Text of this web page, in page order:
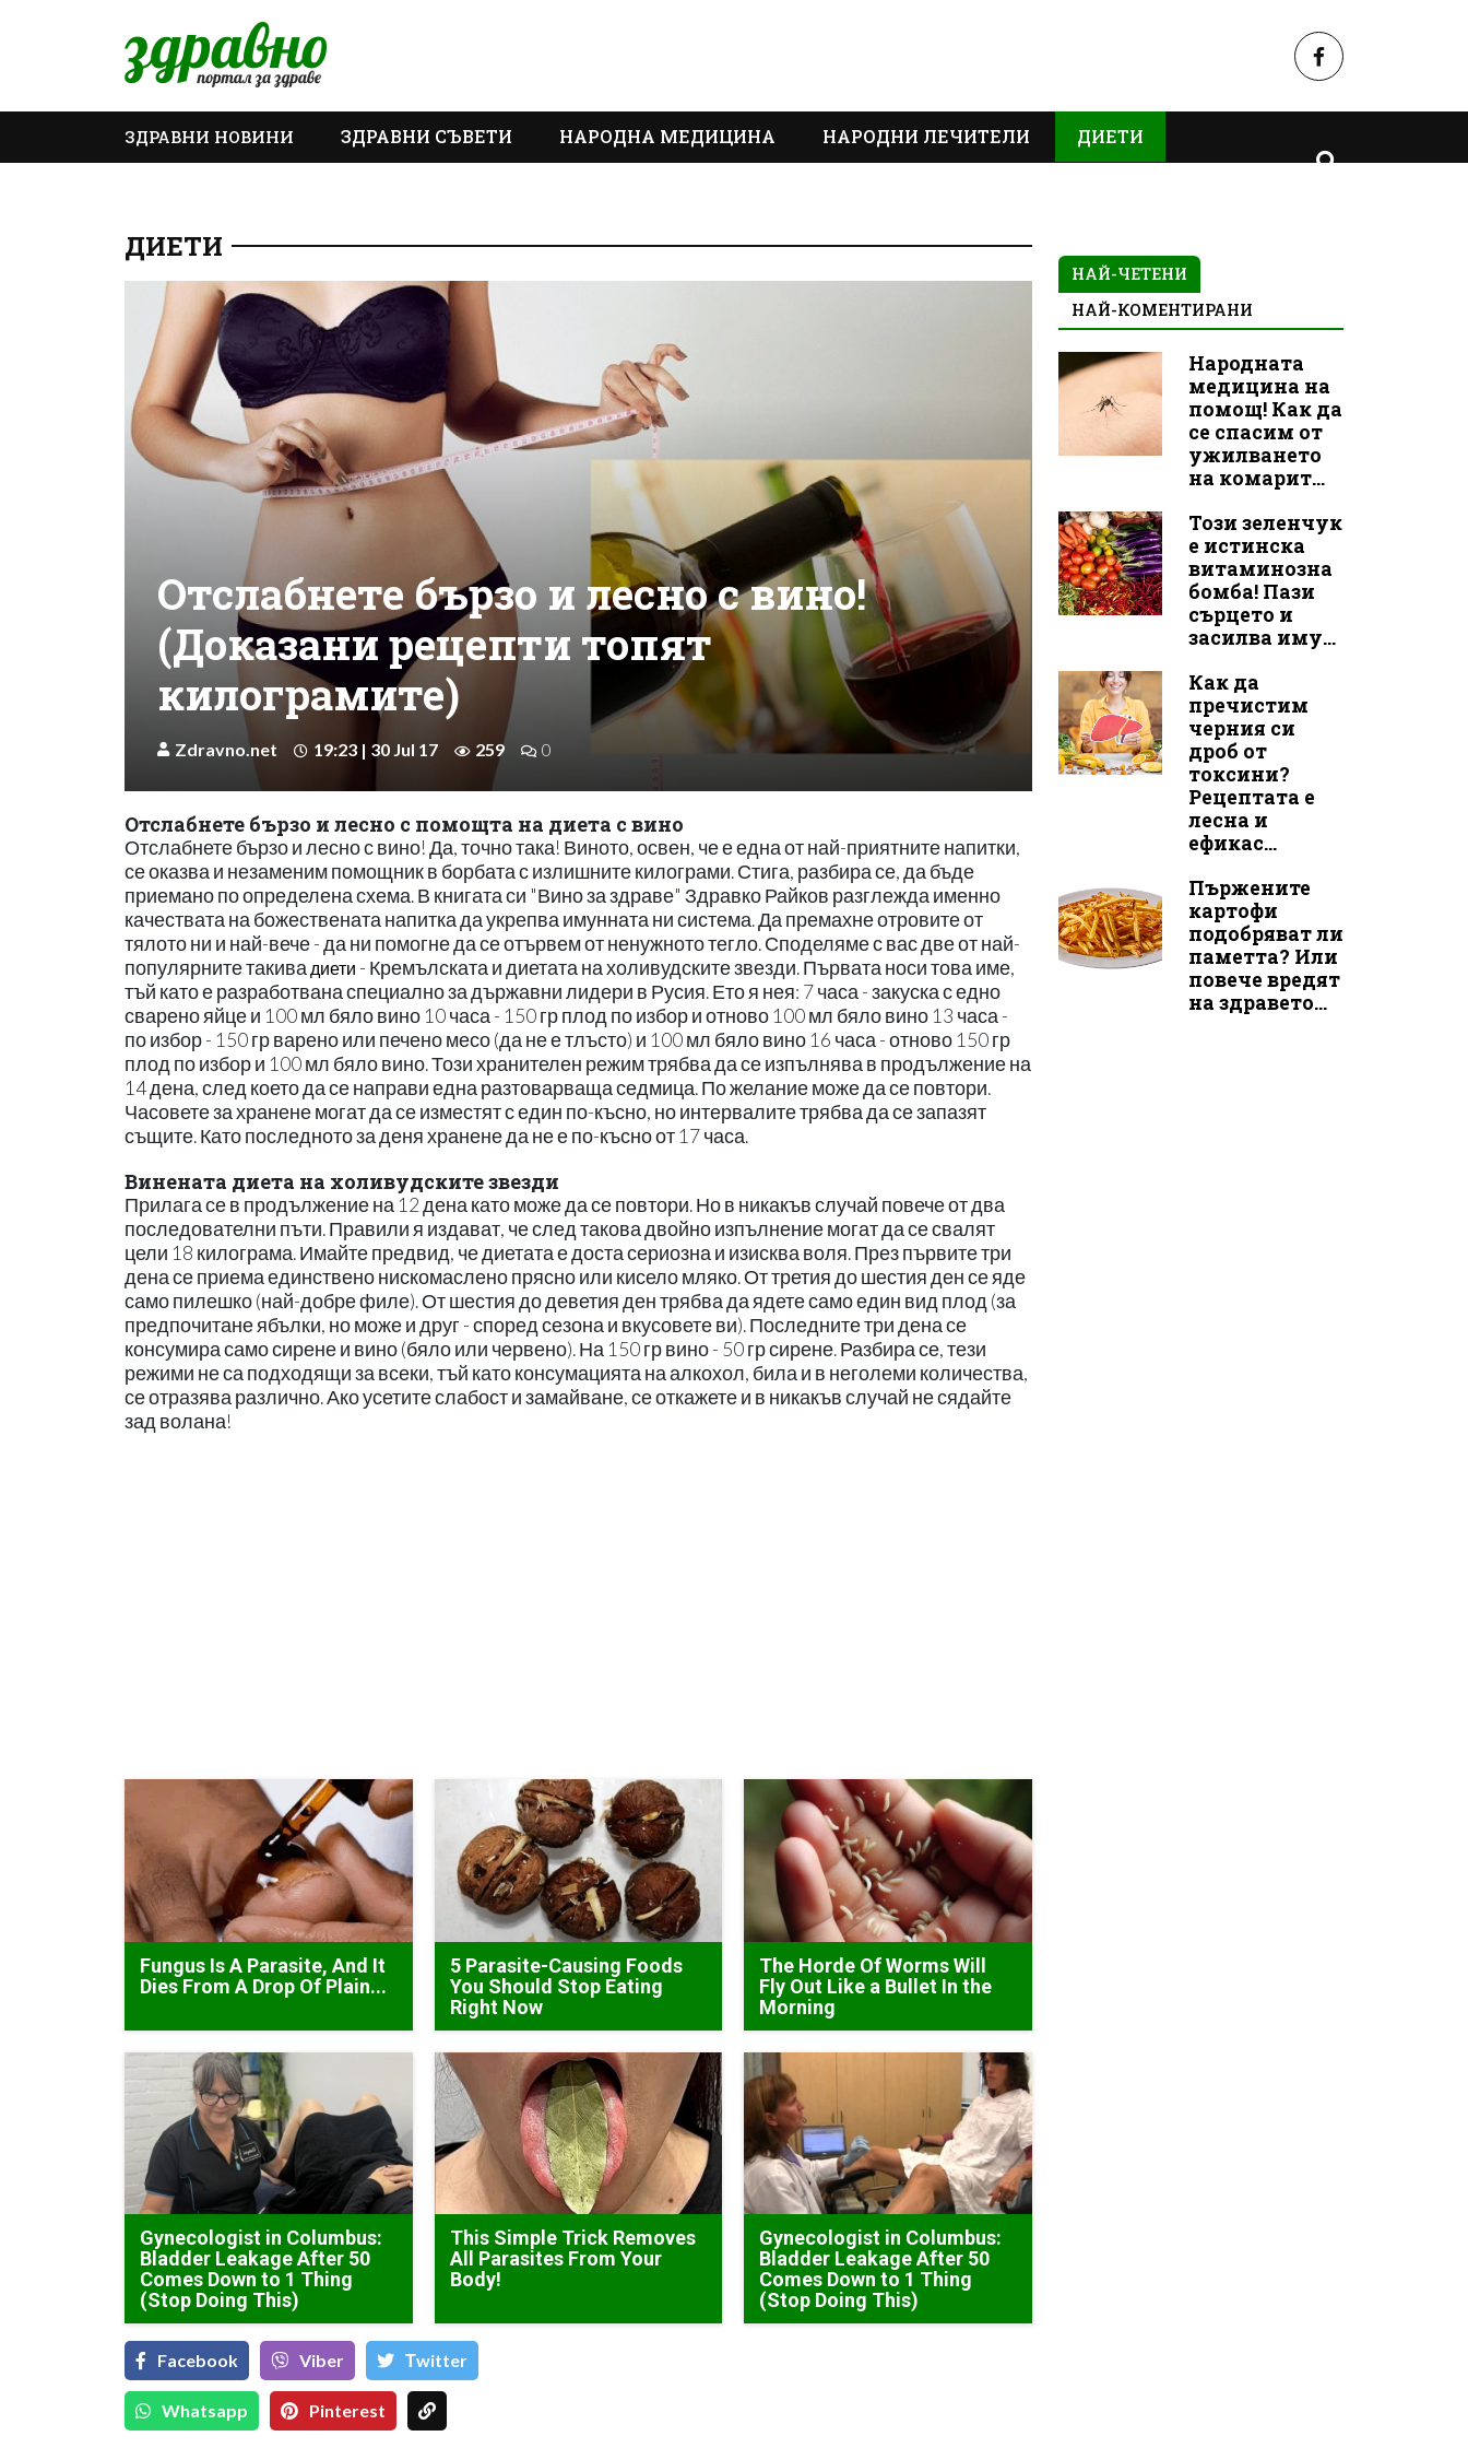
ЗДРАВНИ НОВИНИ ЗДРАВНИ СЪВЕТИ НАРОДНА МЕДИЦИНА НАРОДНИ ЛЕЧИТЕЛИ ДИЕТИ
ДИЕТИ
Отслабнете бързо и лесно с вино!
(Доказани рецепти топят
килограмите)
Zdravno.net 19:23 | 30 Jul 17 259 0
Отслабнете бързо и лесно с помощта на диетa с вино
Отслабнете бързо и лесно с вино! Да, точно така! Виното, освен, че е една от най-приятните напитки,
се оказва и незаменим помощник в борбата с излишните килограми. Стига, разбира се, да бъде
приемано по определена схема. В книгата си "Вино за здраве" Здравко Райков разглежда именно
качествата на божествената напитка да укрепва имунната ни система. Да премахне отровите от
тялото ни и най-вече - да ни помогне да се отървем от ненужното тегло. Споделяме с вас две от най-
популярните такива диети - Кремълската и диетата на холивудските звезди. Първата носи това име,
тъй като е разработвана специално за държавни лидери в Русия. Ето я нея: 7 часа - закуска с едно
сварено яйце и 100 мл бяло вино 10 часа - 150 гр плод по избор и отново 100 мл бяло вино 13 часа -
по избор - 150 гр варено или печено месо (да не е тлъсто) и 100 мл бяло вино 16 часа - отново 150 гр
плод по избор и 100 мл бяло вино. Този хранителен режим трябва да се изпълнява в продължение на
14 дена, след което да се направи една разтоварваща седмица. По желание може да се повтори.
Часовете за хранене могат да се изместят с един по-късно, но интервалите трябва да се запазят
същите. Като последното за деня хранене да не е по-късно от 17 часа.
Винената диета на холивудските звезди
Прилага се в продължение на 12 дена като може да се повтори. Но в никакъв случай повече от два
последователни пъти. Правили я издават, че след такова двойно изпълнение могат да се свалят
цели 18 килограма. Имайте предвид, че диетата е доста сериозна и изисква воля. През първите три
дена се приема единствено нискомаслено прясно или кисело мляко. От третия до шестия ден се яде
само пилешко (най-добре филе). От шестия до деветия ден трябва да ядете само един вид плод (за
предпочитане ябълки, но може и друг - според сезона и вкусовете ви). Последните три дена се
консумира само сирене и вино (бяло или червено). На 150 гр вино - 50 гр сирене. Разбира се, тези
режими не са подходящи за всеки, тъй като консумацията на алкохол, била и в неголеми количества,
се отразява различно. Ако усетите слабост и замайване, се откажете и в никакъв случай не сядайте
зад волана!
Fungus Is A Parasite, And It
Dies From A Drop Of Plain...
5 Parasite-Causing Foods
You Should Stop Eating
Right Now
The Horde Of Worms Will
Fly Out Like a Bullet In the
Morning
Gynecologist in Columbus:
Bladder Leakage After 50
Comes Down to 1 Thing
(Stop Doing This)
This Simple Trick Removes
All Parasites From Your
Body!
Gynecologist in Columbus:
Bladder Leakage After 50
Comes Down to 1 Thing
(Stop Doing This)
Facebook Viber Тwitter
Whatsapp Pinterest
НАЙ-ЧЕТЕНИ
НАЙ-КОМЕНТИРАНИ
Народната
медицина на
помощ! Как да
се спасим от
ужилването
на комарит...
Този зеленчук
е истинска
витаминозна
бомба! Пази
сърцето и
засилва иму...
Как да
пречистим
черния си
дроб от
токсини?
Рецептата е
лесна и
ефикас...
Пържените
картофи
подобряват ли
паметта? Или
повече вредят
на здравето...